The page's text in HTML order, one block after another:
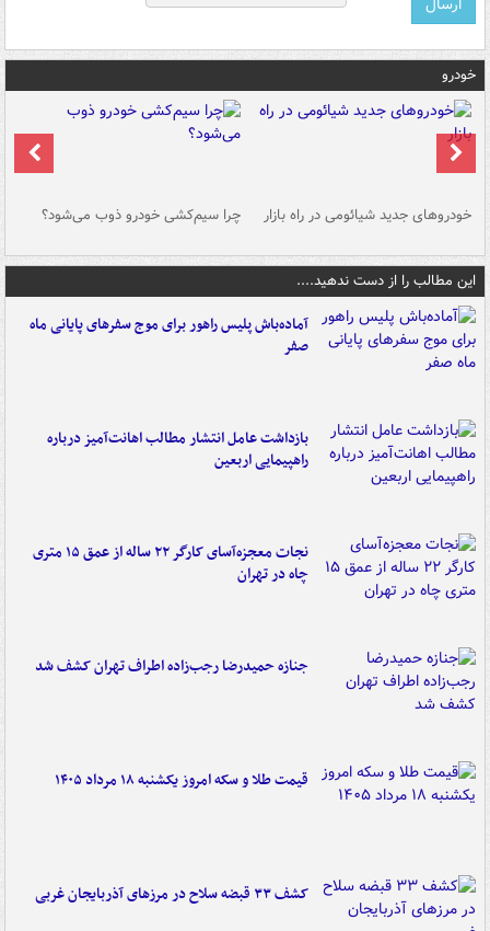
خودرو
خودروهای جدید شیائومی در راه بازار چرا سیم‌کشی خودرو ذوب می‌شود؟
این مطالب را از دست ندهید....
آماده‌باش پلیس راهور برای موج سفرهای پایانی ماه
صفر
بازداشت عامل انتشار مطالب اهانت‌آمیز درباره
راهپیمایی اربعین
نجات معجزه‌آسای کارگر ۲۲ ساله از عمق ۱۵ متری
چاه در تهران
جنازه حمیدرضا رجب‌زاده اطراف تهران کشف شد
قیمت طلا و سکه امروز یکشنبه ۱۸ مرداد ۱۴۰۵
کشف ۳۳ قبضه سلاح در مرزهای آذربایجان غربی